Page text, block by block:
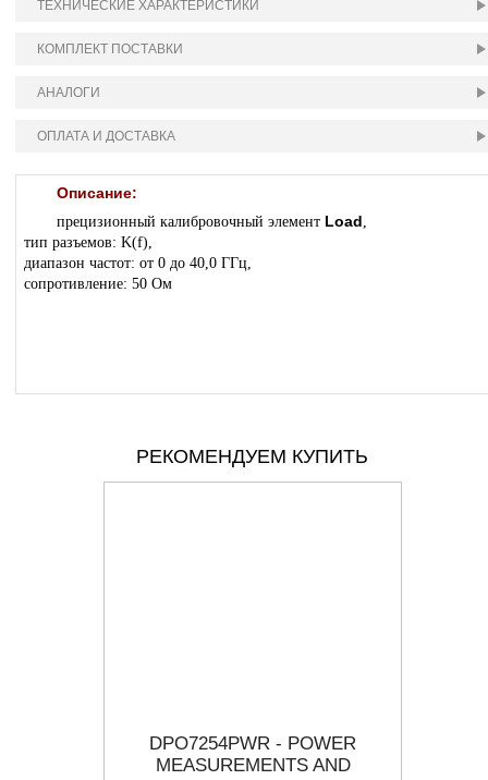
ТЕХНИЧЕСКИЕ ХАРАКТЕРИСТИКИ
КОМПЛЕКТ ПОСТАВКИ
АНАЛОГИ
ОПЛАТА И ДОСТАВКА
Описание:
прецизионный калибровочный элемент Load,
тип разъемов: K(f),
диапазон частот: от 0 до 40,0 ГГц,
сопротивление: 50 Ом
РЕКОМЕНДУЕМ КУПИТЬ
DPO7254PWR - POWER
MEASUREMENTS AND